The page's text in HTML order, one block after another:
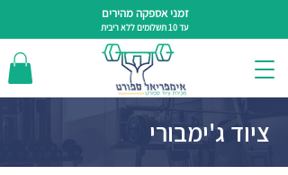
זמני אספקה מהירים
עד 10 תשלומים ללא ריבית
ציוד ג'ימבורי